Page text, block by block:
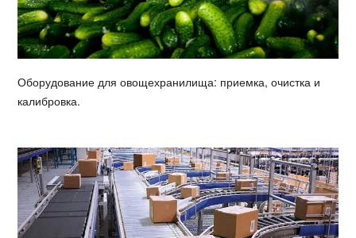
Оборудование для овощехранилища: приемка, очистка и
калибровка.